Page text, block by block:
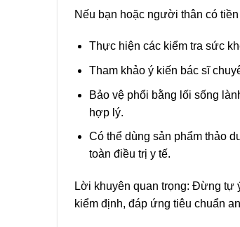
Nếu bạn hoặc người thân có
Thực hiện các kiểm tra sức
Tham khảo ý kiến bác sĩ
Bảo vệ phổi bằng lối sống
hợp lý.
Có thể dùng sản phẩm thảo
toàn điều trị y tế.
Lời khuyên quan trọng: Đừng tự
kiểm định, đáp ứng tiêu chuẩn